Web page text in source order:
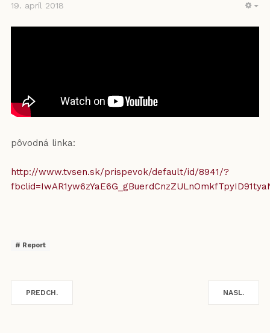
19. apríl 2018
pôvodná linka:
http://www.tvsen.sk/prispevok/default/id/8941/?
Report
PREDCH. NASL.